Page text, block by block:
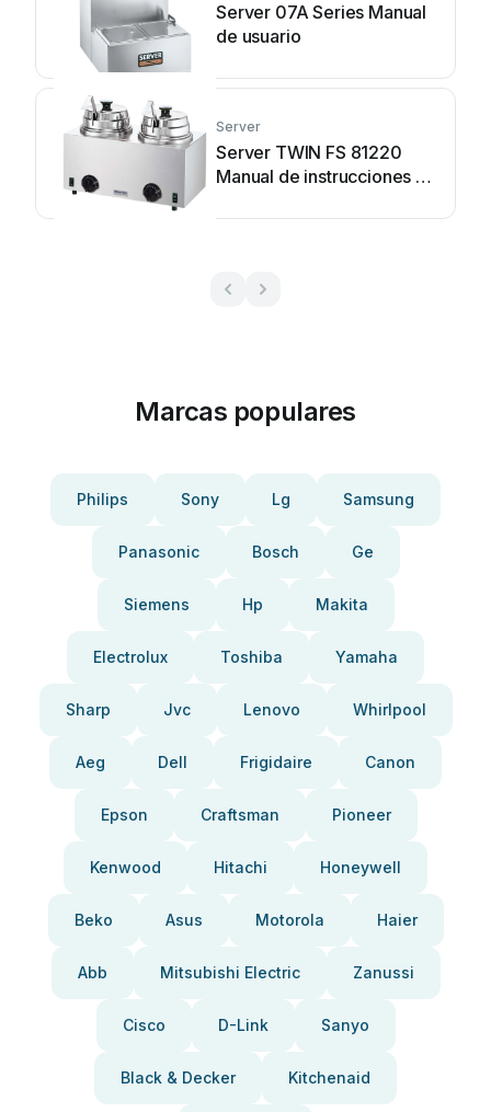
Server 07A Series Manual
de usuario
Server
Server TWIN FS 81220
Manual de instrucciones de
Marcas populares
Philips Sony Lg Samsung
Panasonic Bosch Ge
Siemens Hp Makita
Electrolux Toshiba Yamaha
Sharp Jvc Lenovo Whirlpool
Aeg Dell Frigidaire Canon
Epson Craftsman Pioneer
Kenwood Hitachi Honeywell
Beko Asus Motorola Haier
Abb Mitsubishi Electric Zanussi
Cisco D-Link Sanyo
Black & Decker Kitchenaid